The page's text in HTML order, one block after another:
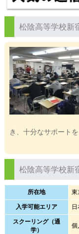
松陰高等学校新
き、十分なサポート
松陰高等学校新
所在地 東
入学可能エリア
スクーリング（通
学）
個